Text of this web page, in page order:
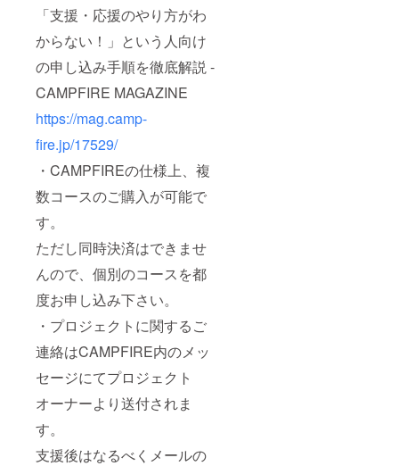
「支援・応援のやり方がわ
からない！」という人向け
の申し込み手順を徹底解説 -
CAMPFIRE MAGAZINE
https://mag.camp-
fire.jp/17529/
・CAMPFIREの仕様上、複
数コースのご購入が可能で
す。
ただし同時決済はできませ
んので、個別のコースを都
度お申し込み下さい。
・プロジェクトに関するご
連絡はCAMPFIRE内のメッ
セージにてプロジェクト
オーナーより送付されま
す。
支援後はなるべくメールの